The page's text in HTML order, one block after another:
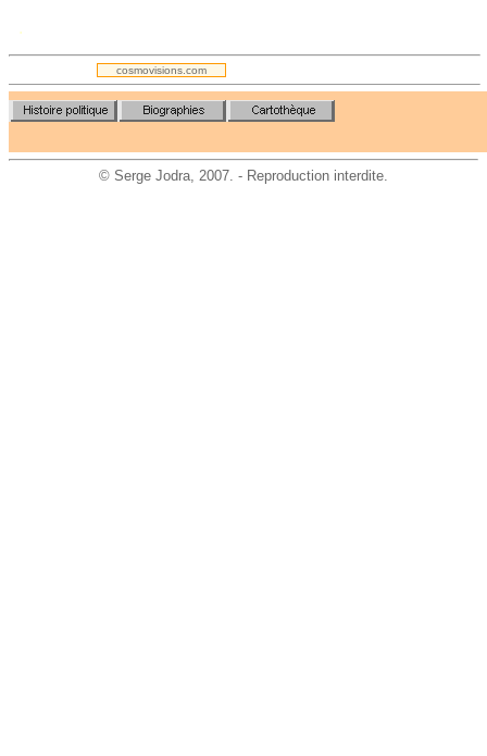
.
cosmovisions.com
© Serge Jodra, 2007. - Reproduction interdite.